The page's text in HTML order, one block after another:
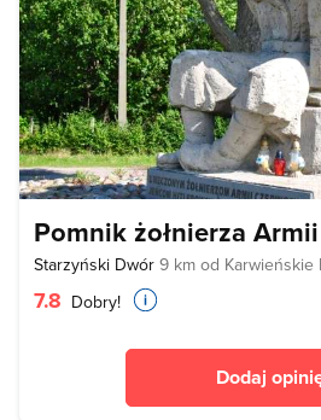
Pomnik żołnierza
Starzyński Dwór 9 km od Karwieńskie
7.8 Dobry!
Dodaj